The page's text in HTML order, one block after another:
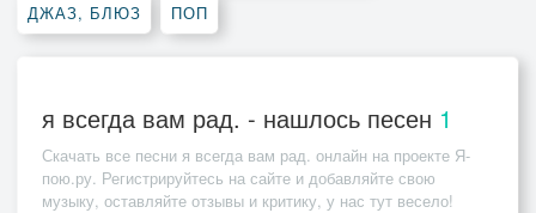
ДЖАЗ, БЛЮЗ ПОП
я всегда вам рад. - нашлось песен 1
Скачать все песни я всегда вам рад. онлайн на проекте Я-
пою.ру. Регистрируйтесь на сайте и добавляйте свою
музыку, оставляйте отзывы и критику, у нас тут весело!